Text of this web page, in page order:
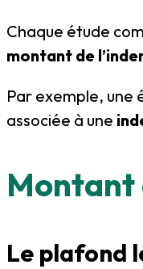
Chaque étude
montant de
Par exemple, une
associée à une
Montant
Le plafond